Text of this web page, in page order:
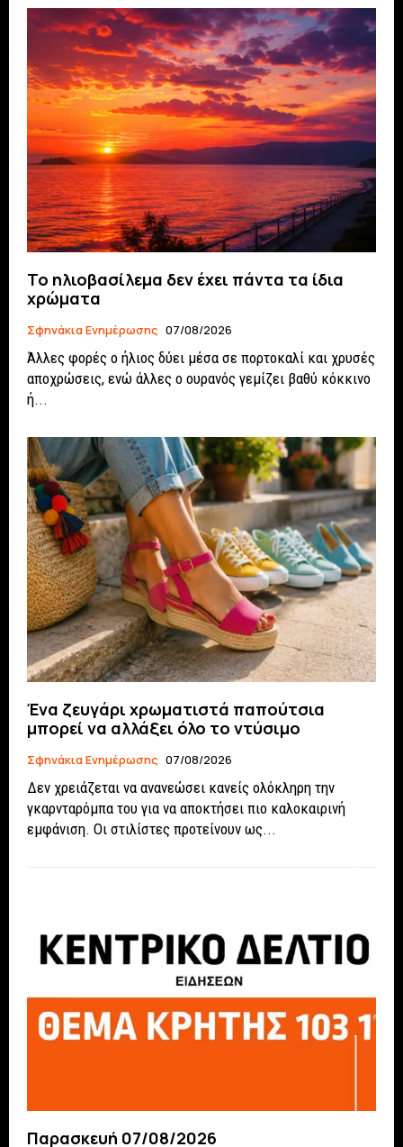
Το ηλιοβασίλεμα δεν έχει πάντα τα ίδια
χρώματα
Σφηνάκια Ενημέρωσης 07/08/2026
Άλλες φορές ο ήλιος δύει μέσα σε πορτοκαλί και χρυσές
αποχρώσεις, ενώ άλλες ο ουρανός γεμίζει βαθύ κόκκινο
ή...
Ένα ζευγάρι χρωματιστά παπούτσια
μπορεί να αλλάξει όλο το ντύσιμο
Σφηνάκια Ενημέρωσης 07/08/2026
Δεν χρειάζεται να ανανεώσει κανείς ολόκληρη την
γκαρνταρόμπα του για να αποκτήσει πιο καλοκαιρινή
εμφάνιση. Οι στιλίστες προτείνουν ως...
Παρασκευή 07/08/2026